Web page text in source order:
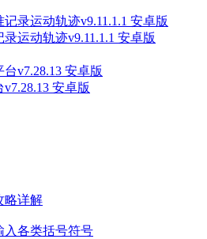
运动轨迹v9.11.1.1 安卓版
安卓版
略详解
入各类括号符号